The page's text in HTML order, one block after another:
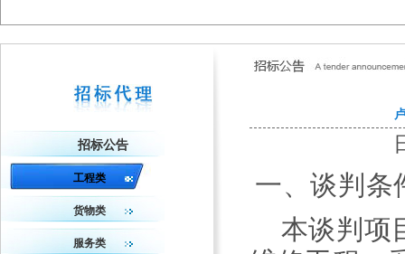
一、谈判条
本谈判项
招标公告
工程类
货物类
服务类